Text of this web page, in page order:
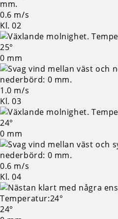
0.6 m/s
Kl. 02
25°
0 mm
1.0 m/s
Kl. 03
24°
0 mm
0.6 m/s
Kl. 04
24°